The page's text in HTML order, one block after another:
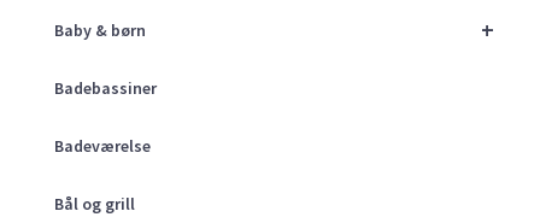
+
Baby & børn
Badebassiner
Badeværelse
Bål og grill